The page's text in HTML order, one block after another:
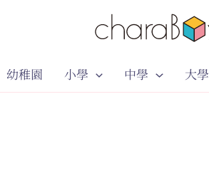
幼稚園 小學 中學 大學